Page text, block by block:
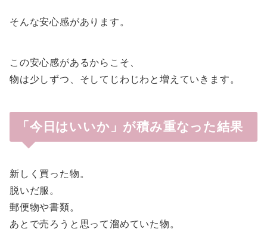
そんな安心感があります。
この安心感があるからこそ、
物は少しずつ、そしてじわじわと増えていきます。
「今日はいいか」が積み重なった結果
新しく買った物。
脱いだ服。
郵便物や書類。
あとで売ろうと思って溜めていた物。